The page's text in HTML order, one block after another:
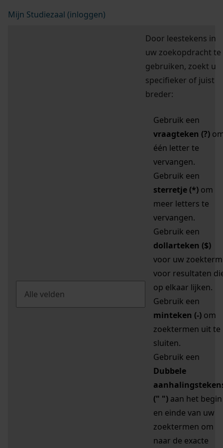
Mijn Studiezaal (inloggen)
Door leestekens in
uw zoekopdracht te
gebruiken, zoekt u
specifieker of juist
breder:
Gebruik een
vraagteken (?)
één letter te
vervangen.
Gebruik een
sterretje (*) om
meer letters te
vervangen.
Gebruik een
dollarteken ($)
voor uw zoekterm
voor resultaten
op elkaar lijken.
Gebruik een
minteken (-) om
zoektermen uit te
sluiten.
Gebruik een
Dubbele
(" ") aan het begin
en einde van uw
zoektermen om
naar de exacte